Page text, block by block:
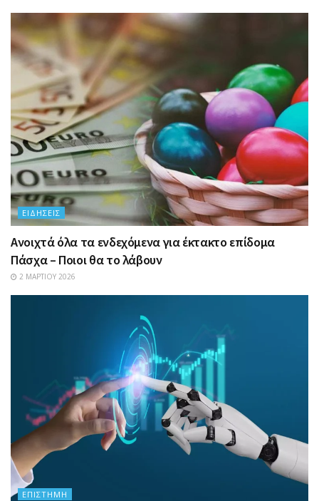
ΕΙΔΉΣΕΙΣ
Ανοιχτά όλα τα ενδεχόμενα για έκτακτο επίδομα
Πάσχα – Ποιοι θα το λάβουν
2 ΜΑΡΤΊΟΥ 2026
ΕΠΙΣΤΉΜΗ